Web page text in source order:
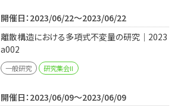
開催日：2023/06/22～2023/06/22
離散構造における多項式不変量の研究｜2023
a002
一般研究 研究集会II
開催日：2023/06/09～2023/06/09